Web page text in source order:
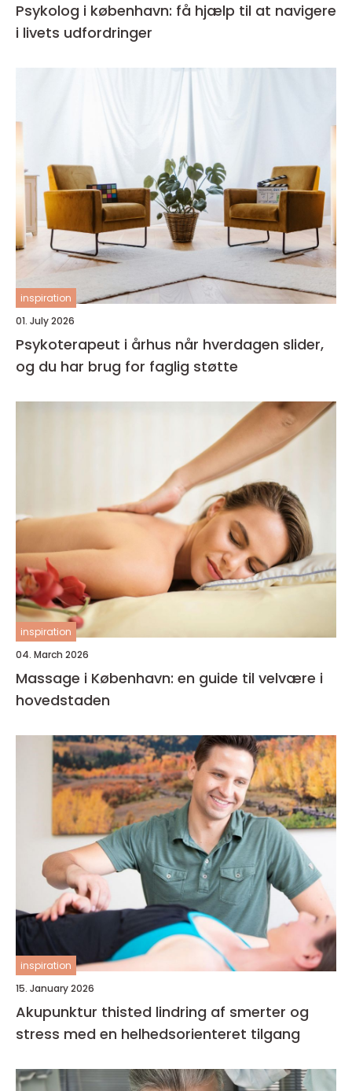
Psykolog i københavn: få hjælp til at navigere
i livets udfordringer
inspiration
01. July 2026
Psykoterapeut i århus når hverdagen slider,
og du har brug for faglig støtte
inspiration
04. March 2026
Massage i København: en guide til velvære i
hovedstaden
inspiration
15. January 2026
Akupunktur thisted lindring af smerter og
stress med en helhedsorienteret tilgang